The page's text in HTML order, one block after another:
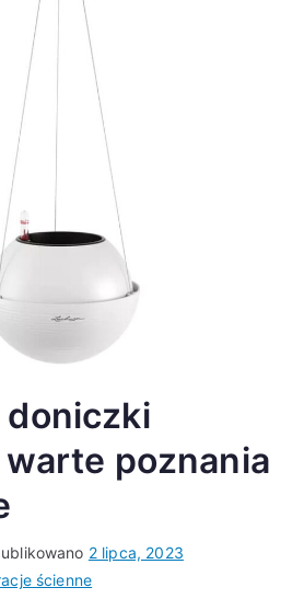
doniczki
poznania
2 lipca, 2023
ścienne